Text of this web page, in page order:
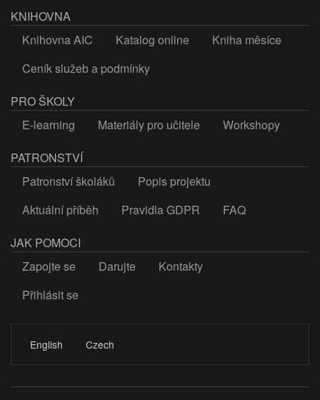
KNIHOVNA
Knihovna AIC
Katalog online
Kniha měsíce
Ceník služeb a podmínky
PRO ŠKOLY
E-learning
Materiály pro učitele
Workshopy
PATRONSTVÍ
Patronství školáků
Popis projektu
Aktuální příběh
Pravidla GDPR
FAQ
JAK POMOCI
Zapojte se
Darujte
Kontakty
LOGIN
Přihlásit se
English Czech